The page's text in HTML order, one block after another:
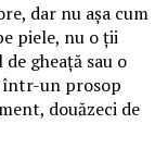
dar nu așa cum
piele, nu o ții
gheață sau o
într-un prosop
douăzeci de